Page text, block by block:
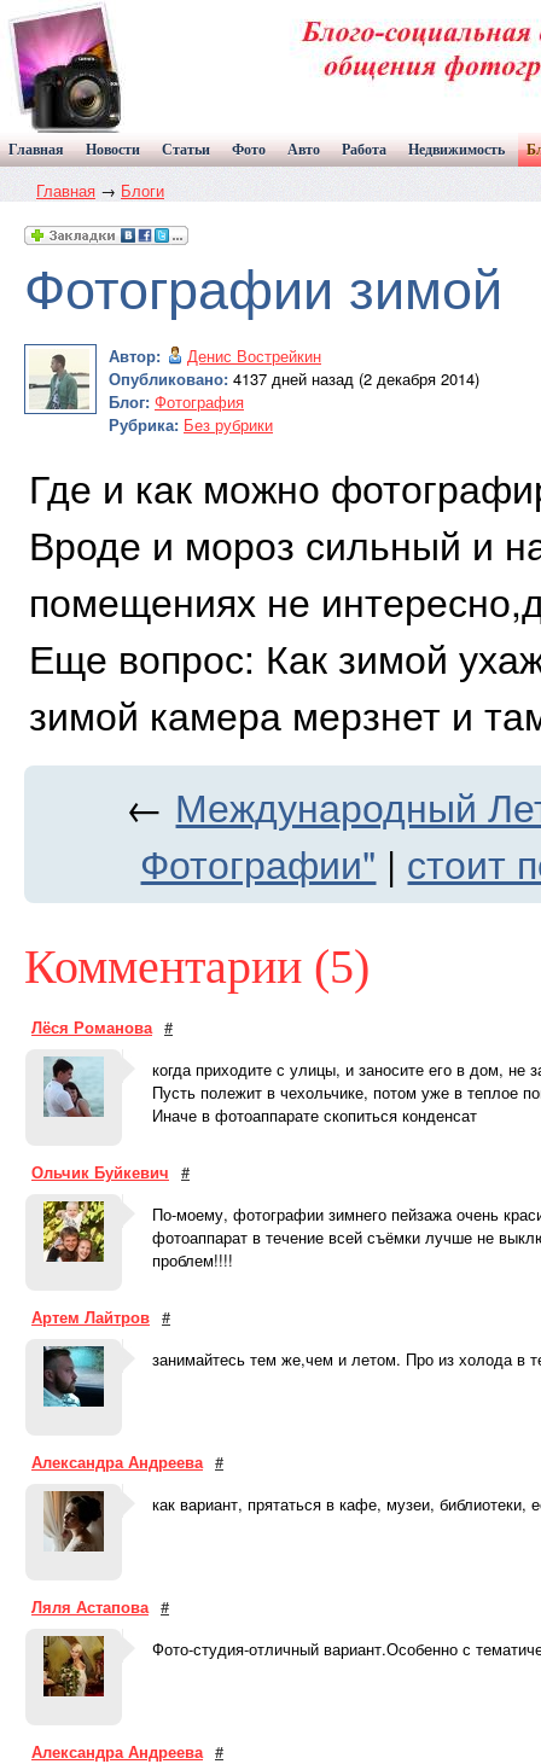
Главная Новости Статьи Фото Авто Работа Недвижимость
Главная → Блоги
Фотографии зимой
Автор:
Денис Вострейкин
Опубликовано: 4137 дней назад (2 декабря 2014)
Блог: Фотография
Рубрика: Без рубрики
Где и как можно
Вроде и мороз сильный и
помещениях не
Еще вопрос: Как зимой
зимой камера мерзнет и
← Международный
Фотографии" | стоит
Комментарии (5)
Лёся Романова #
когда приходите с улицы, и заносите его в дом, не
Пусть полежит в чехольчике, потом уже в теплое
Иначе в фотоаппарате скопиться конденсат
Ольчик Буйкевич #
По-моему, фотографии зимнего пейзажа очень
фотоаппарат в течение всей съёмки лучше не
проблем!!!!
Артем Лайтров #
занимайтесь тем же,чем и летом. Про из холода в
Александра Андреева #
как вариант, прятаться в кафе, музеи,
Ляля Астапова #
Фото-студия-отличный вариант.Особенно с
Александра Андреева #